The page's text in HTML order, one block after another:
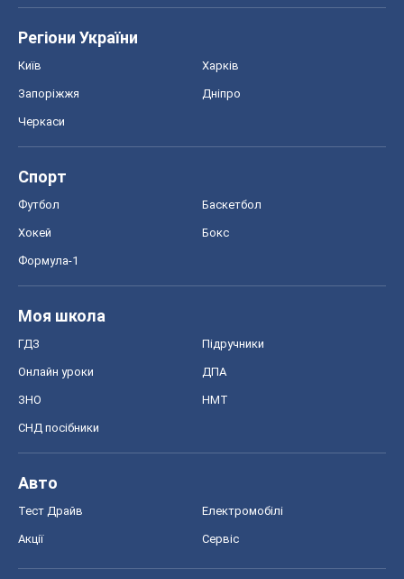
Регіони України
Київ Харків
Запоріжжя Дніпро
Черкаси
Спорт
Футбол Баскетбол
Хокей Бокс
Формула-1
Моя школа
ГДЗ Підручники
Онлайн уроки ДПА
ЗНО НМТ
СНД посібники
Авто
Тест Драйв Електромобілі
Акції Сервіс